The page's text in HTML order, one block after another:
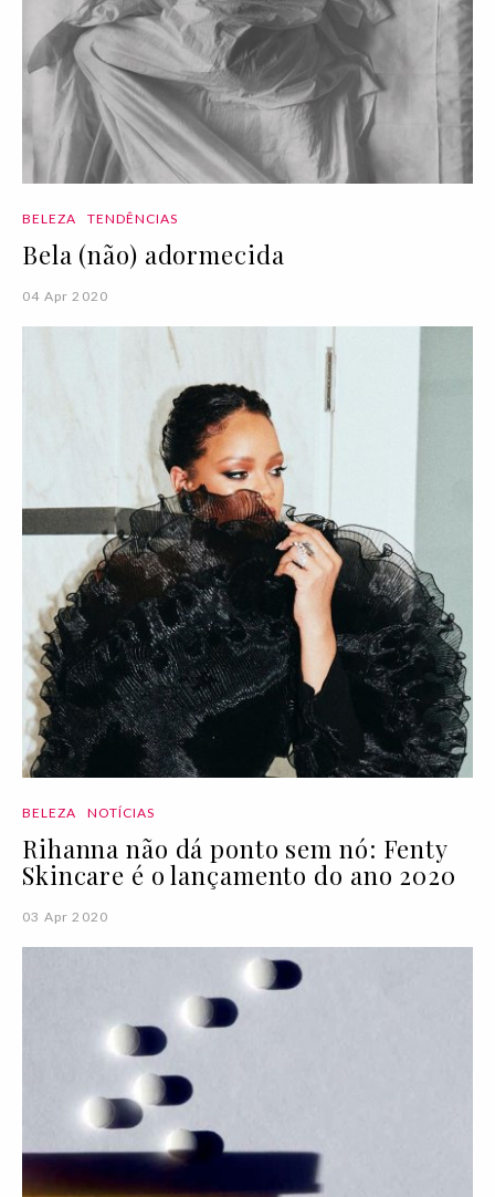
BELEZA TENDÊNCIAS
Bela (não) adormecida
04 Apr 2020
BELEZA NOTÍCIAS
Rihanna não dá ponto sem nó: Fenty
Skincare é o lançamento do ano 2020
03 Apr 2020